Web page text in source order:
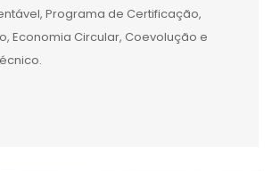
Programa de Certificação,
Economia Circular, Coevolução e